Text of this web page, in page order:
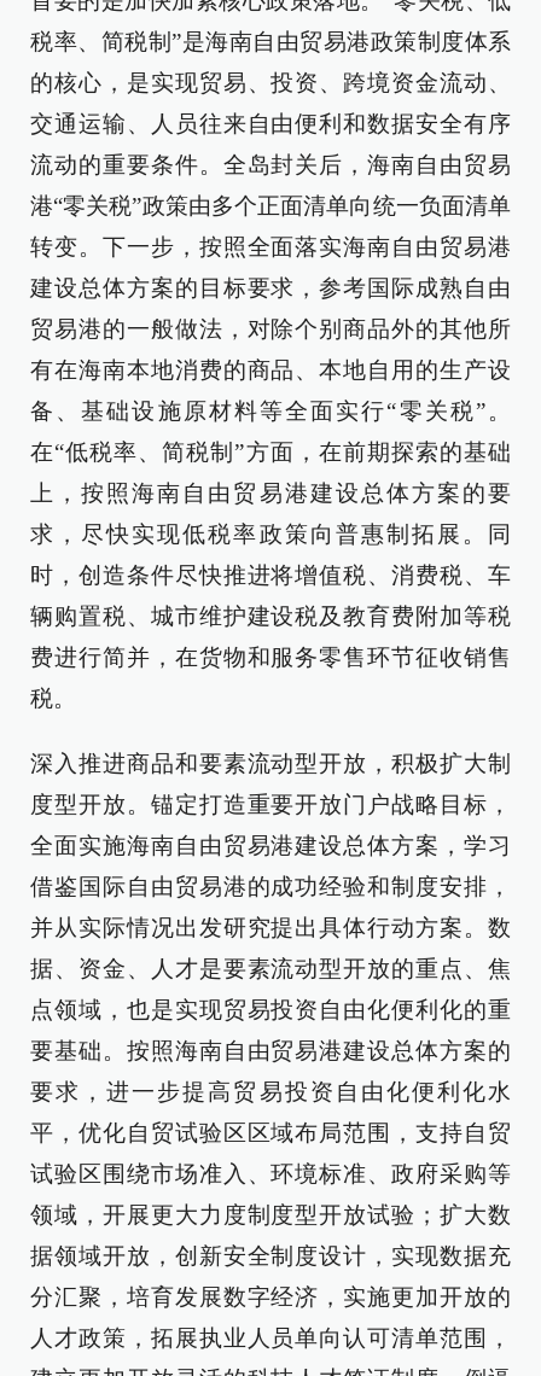
税率、简税制”是海南自由贸易港政策制度体系
的核心，是实现贸易、投资、跨境资金流动、
交通运输、人员往来自由便利和数据安全有序
流动的重要条件。全岛封关后，海南自由贸易
港“零关税”政策由多个正面清单向统一负面清单
转变。下一步，按照全面落实海南自由贸易港
建设总体方案的目标要求，参考国际成熟自由
贸易港的一般做法，对除个别商品外的其他所
有在海南本地消费的商品、本地自用的生产设
备、基础设施原材料等全面实行“零关税”。
在“低税率、简税制”方面，在前期探索的基础
上，按照海南自由贸易港建设总体方案的要
求，尽快实现低税率政策向普惠制拓展。同
时，创造条件尽快推进将增值税、消费税、车
辆购置税、城市维护建设税及教育费附加等税
费进行简并，在货物和服务零售环节征收销售
税。
深入推进商品和要素流动型开放，积极扩大制
度型开放。锚定打造重要开放门户战略目标，
全面实施海南自由贸易港建设总体方案，学习
借鉴国际自由贸易港的成功经验和制度安排，
并从实际情况出发研究提出具体行动方案。数
据、资金、人才是要素流动型开放的重点、焦
点领域，也是实现贸易投资自由化便利化的重
要基础。按照海南自由贸易港建设总体方案的
要求，进一步提高贸易投资自由化便利化水
平，优化自贸试验区区域布局范围，支持自贸
试验区围绕市场准入、环境标准、政府采购等
领域，开展更大力度制度型开放试验；扩大数
据领域开放，创新安全制度设计，实现数据充
分汇聚，培育发展数字经济，实施更加开放的
人才政策，拓展执业人员单向认可清单范围，